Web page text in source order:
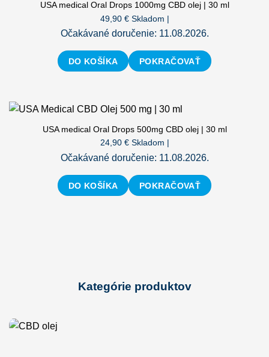
USA medical Oral Drops 1000mg CBD olej | 30 ml
49,90 €Skladom |
Očakávané doručenie: 11.08.2026.
DO KOŠÍKA POKRAČOVAŤ
USA medical Oral Drops 500mg CBD olej | 30 ml
24,90 €Skladom |
Očakávané doručenie: 11.08.2026.
DO KOŠÍKA POKRAČOVAŤ
Kategórie produktov